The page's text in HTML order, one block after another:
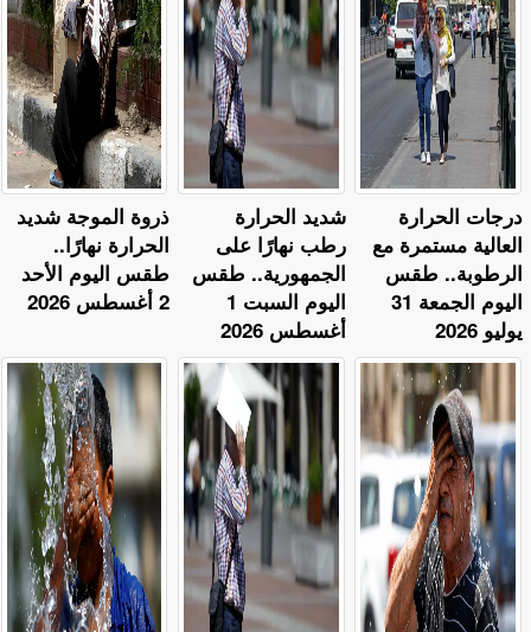
ذروة الموجة شديد
الحرارة نهارًا..
طقس اليوم الأحد
2 أغسطس 2026
​شديد الحرارة
رطب نهارًا على
الجمهورية.. طقس
اليوم السبت 1
أغسطس 2026
​درجات الحرارة
العالية مستمرة مع
الرطوبة.. طقس
اليوم الجمعة 31
يوليو 2026